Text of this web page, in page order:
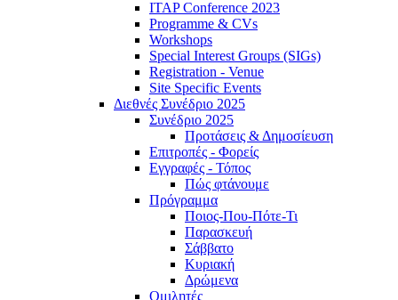
ITAP Conference 2023
Programme & CVs
Workshops
Special Interest Groups (SIGs)
Registration - Venue
Site Specific Events
Διεθνές Συνέδριο 2025
Συνέδριο 2025
Προτάσεις & Δημοσίευση
Επιτροπές - Φορείς
Εγγραφές - Τόπος
Πώς φτάνουμε
Πρόγραμμα
Ποιος-Που-Πότε-Τι
Παρασκευή
Σάββατο
Κυριακή
Δρώμενα
Ομιλητές